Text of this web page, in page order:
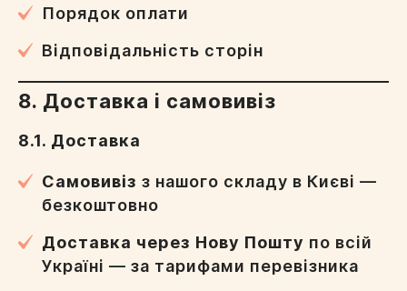
Порядок оплати
Відповідальність сторін
8. Доставка і самовивіз
8.1. Доставка
Самовивіз з нашого складу в Києві —
безкоштовно
Доставка через Нову Пошту по всій
Україні — за тарифами перевізника
Ваша локація